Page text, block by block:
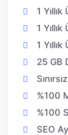
1
1
1
25 GB
%100
%100
SEO